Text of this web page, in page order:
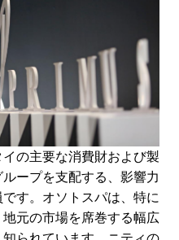
の主要な消費財および製
ープを支配する、影響力
す。オソトスパは、特に
元の市場を席巻する幅広